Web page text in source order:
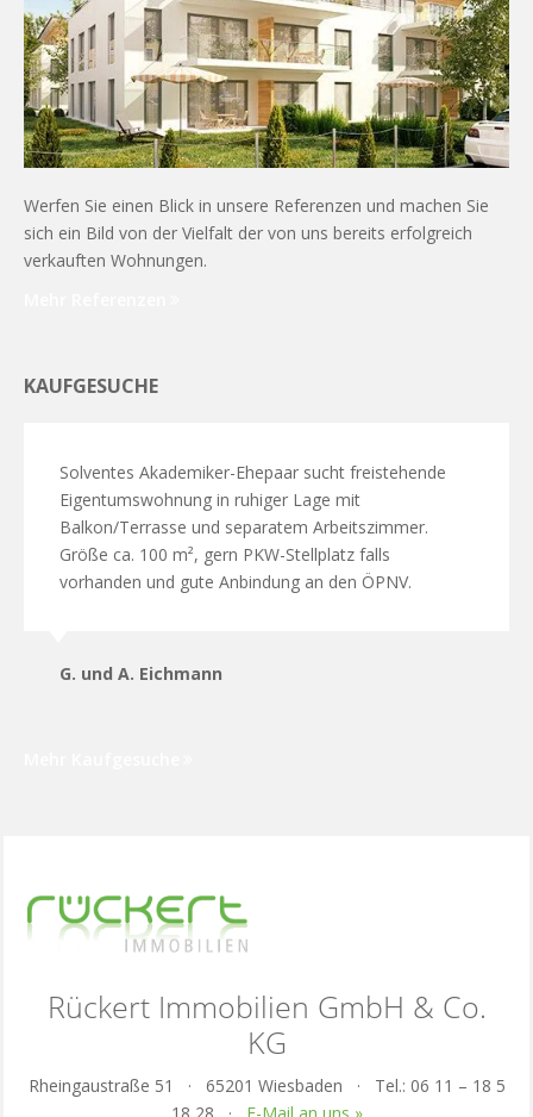
Werfen Sie einen Blick in unsere Referenzen und machen Sie
sich ein Bild von der Vielfalt der von uns bereits erfolgreich
verkauften Wohnungen.
KAUFGESUCHE
Solventes Akademiker-Ehepaar sucht freistehende
Eigentumswohnung in ruhiger Lage mit
Balkon/Terrasse und separatem Arbeitszimmer.
Größe ca. 100 m², gern PKW-Stellplatz falls
vorhanden und gute Anbindung an den ÖPNV.
G. und A. Eichmann
Rückert Immobilien GmbH & Co.
KG
Rheingaustraße 51 · 65201 Wiesbaden · Tel.: 06 11 – 18 5